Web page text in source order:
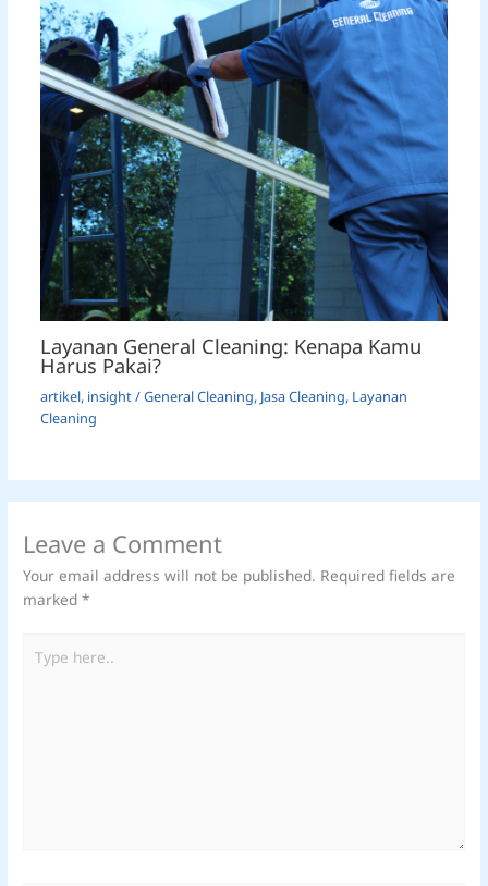
Layanan General Cleaning: Kenapa Kamu
Harus Pakai?
artikel, insight/General Cleaning, Jasa Cleaning, Layanan
Cleaning
Leave a Comment
Your email address will not be published. Required fields are
marked*
here..